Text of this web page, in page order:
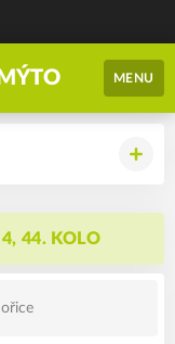
MENU
44. KOLO